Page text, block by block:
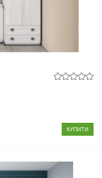
КУПИТИ